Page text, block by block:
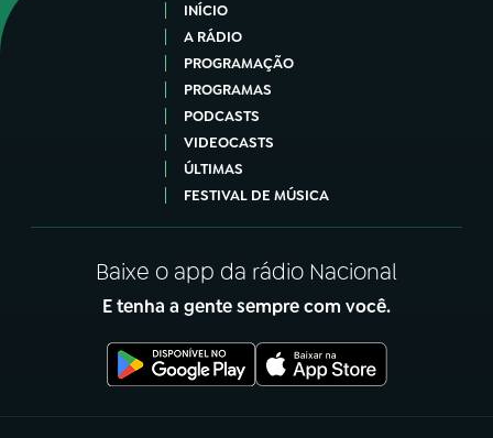
INÍCIO
A RÁDIO
PROGRAMAÇÃO
PROGRAMAS
PODCASTS
VIDEOCASTS
ÚLTIMAS
FESTIVAL DE MÚSICA
Baixe o app da rádio Nacional
E tenha a gente sempre com você.